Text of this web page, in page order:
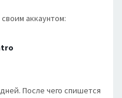
аккаунтом:
После чего спишется